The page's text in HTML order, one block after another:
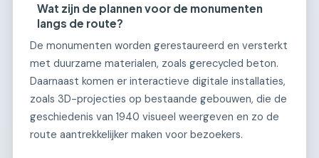
Wat zijn de plannen voor de monumenten
langs de route?
De monumenten worden gerestaureerd en versterkt
met duurzame materialen, zoals gerecycled beton.
Daarnaast komen er interactieve digitale installaties,
zoals 3D-projecties op bestaande gebouwen, die de
geschiedenis van 1940 visueel weergeven en zo de
route aantrekkelijker maken voor bezoekers.